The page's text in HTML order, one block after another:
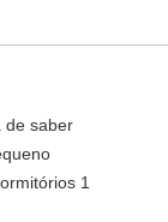
de saber
1